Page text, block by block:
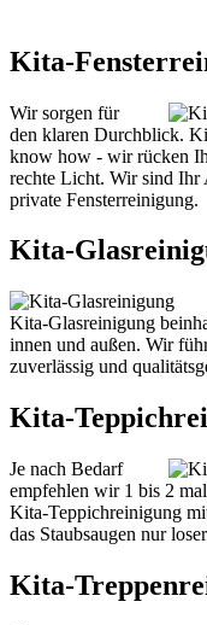
Kita-
Wir sorgen für
den klaren Durchblick.
know how - wir rücken
rechte Licht. Wir sind Ihr
private Fensterreinigung.
Kita-
Kita-Glasreinigung
innen und außen. Wir
zuverlässig und
Kita-
Je nach Bedarf
empfehlen wir 1 bis 2
Kita-Teppichreinigung
das Staubsaugen nur
Kita-